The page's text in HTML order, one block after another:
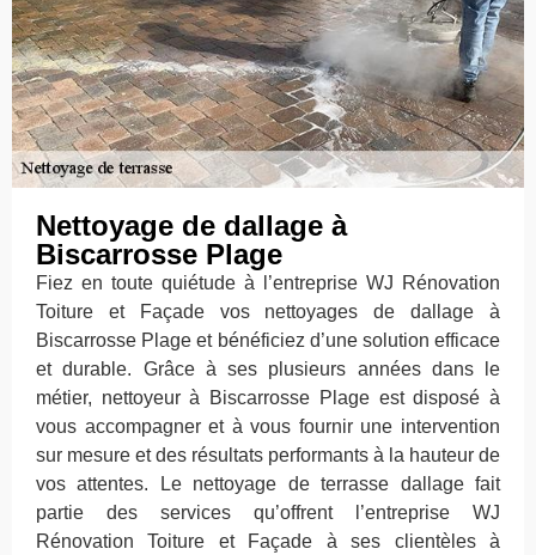
Nettoyage de dallage à
Biscarrosse Plage
Fiez en toute quiétude à l’entreprise WJ Rénovation
Toiture et Façade vos nettoyages de dallage à
Biscarrosse Plage et bénéficiez d’une solution efficace
et durable. Grâce à ses plusieurs années dans le
métier, nettoyeur à Biscarrosse Plage est disposé à
vous accompagner et à vous fournir une intervention
sur mesure et des résultats performants à la hauteur de
vos attentes. Le nettoyage de terrasse dallage fait
partie des services qu’offrent l’entreprise WJ
Rénovation Toiture et Façade à ses clientèles à